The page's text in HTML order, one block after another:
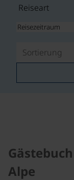
Gästebuch
Alpe